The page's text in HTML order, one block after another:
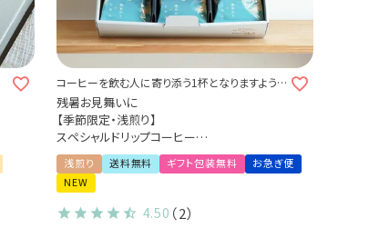
コーヒーを飲む人に寄り添う1杯となりますよう
に
残暑お見舞いに
【季節限定・浅煎り】
スペシャルドリップコーヒー
第41弾 雨あがりのじかん 36杯ギフトセット -
驟雨 -
コスタリカ ケブラダ・グランデ農園
浅煎り 送料無料 ギフト包装無料
お急ぎ便
NEW
4.50 （2）